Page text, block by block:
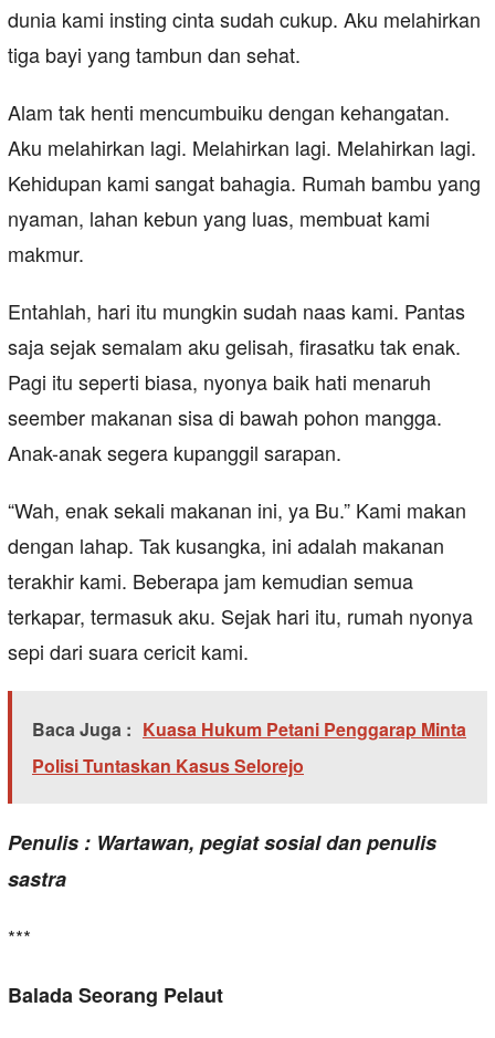
dunia kami insting cinta sudah cukup. Aku melahirkan
tiga bayi yang tambun dan sehat.
Alam tak henti mencumbuiku dengan kehangatan.
Aku melahirkan lagi. Melahirkan lagi. Melahirkan lagi.
Kehidupan kami sangat bahagia. Rumah bambu yang
nyaman, lahan kebun yang luas, membuat kami
makmur.
Entahlah, hari itu mungkin sudah naas kami. Pantas
saja sejak semalam aku gelisah, firasatku tak enak.
Pagi itu seperti biasa, nyonya baik hati menaruh
seember makanan sisa di bawah pohon mangga.
Anak-anak segera kupanggil sarapan.
“Wah, enak sekali makanan ini, ya Bu.” Kami makan
dengan lahap. Tak kusangka, ini adalah makanan
terakhir kami. Beberapa jam kemudian semua
terkapar, termasuk aku. Sejak hari itu, rumah nyonya
sepi dari suara cericit kami.
Baca Juga : Kuasa Hukum Petani Penggarap Minta
Polisi Tuntaskan Kasus Selorejo
Penulis : Wartawan, pegiat sosial dan penulis
sastra
***
Balada Seorang Pelaut